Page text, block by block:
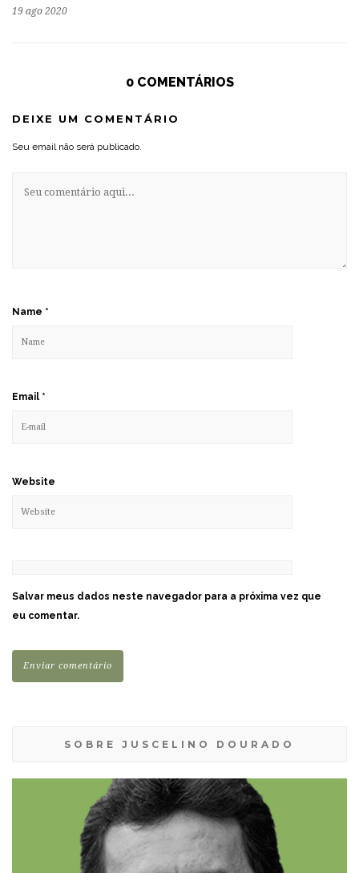
19 ago 2020
0 COMENTÁRIOS
DEIXE UM COMENTÁRIO
Seu email não será publicado.
Name *
Email *
Website
Salvar meus dados neste navegador para a próxima vez que
eu comentar.
SOBRE JUSCELINO DOURADO